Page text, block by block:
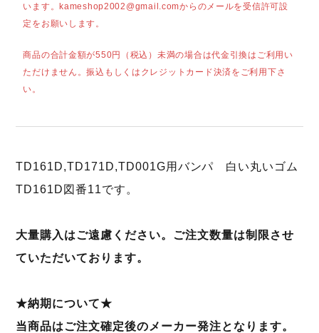
います。kameshop2002@gmail.comからのメールを受信許可設
定をお願いします。
商品の合計金額が550円（税込）未満の場合は代金引換はご利用い
ただけません。振込もしくはクレジットカード決済をご利用下さ
い。
TD161D,TD171D,TD001G用バンパ 白い丸いゴム
TD161D図番11です。
大量購入はご遠慮ください。ご注文数量は制限させ
ていただいております。
★納期について★
当商品はご注文確定後のメーカー発注となります。